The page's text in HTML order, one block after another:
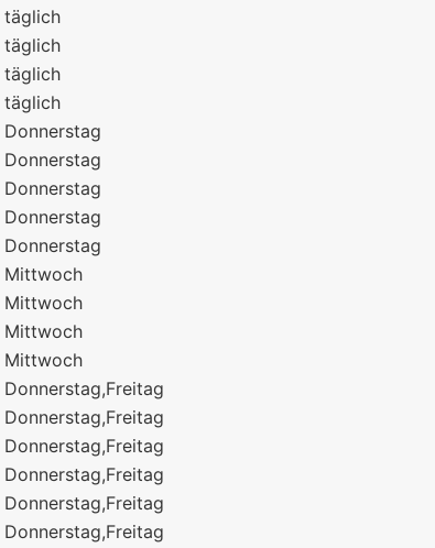
täglich
täglich
täglich
täglich
Donnerstag
Donnerstag
Donnerstag
Donnerstag
Donnerstag
Mittwoch
Mittwoch
Mittwoch
Mittwoch
Donnerstag,Freitag
Donnerstag,Freitag
Donnerstag,Freitag
Donnerstag,Freitag
Donnerstag,Freitag
Donnerstag,Freitag